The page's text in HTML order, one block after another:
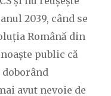
2039, când se
Română din
public că
avut nevoie de